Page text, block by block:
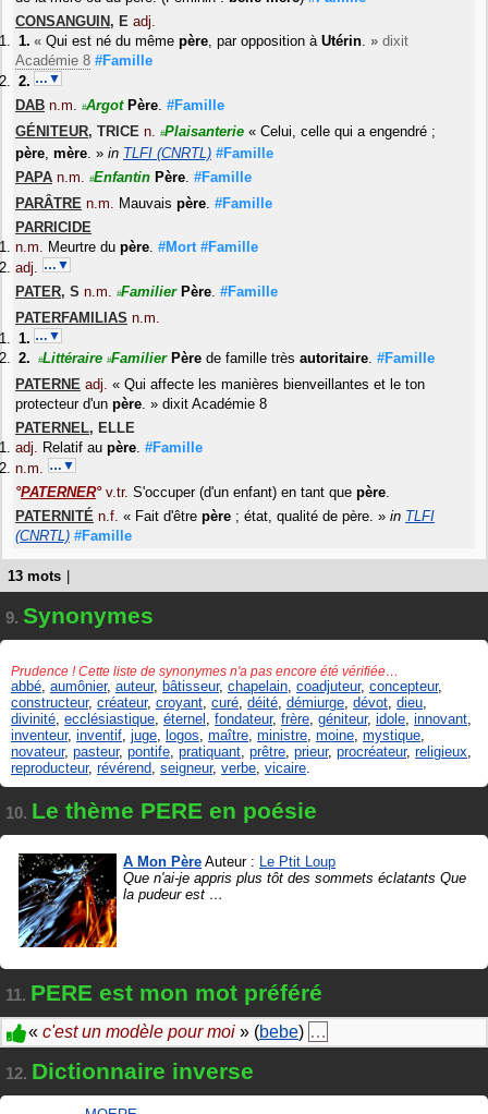
CONSANGUIN , E adj.
« Qui est né du même père, par opposition à Utérin. » dixit
Académie 8 #Famille
…▼
DAB n.m. #Argot Père. #Famille
GÉNITEUR, TRICE n. #Plaisanterie « Celui, celle qui a engendré ;
père, mère. » in TLFI (CNRTL) #Famille
PAPA n.m. #Enfantin Père. #Famille
PARÂTRE n.m. Mauvais père. #Famille
PARRICIDE
n.m. Meurtre du père. #Mort #Famille
adj. …▼
PATER, S n.m. #Familier Père. #Famille
PATERFAMILIAS n.m.
…▼
#Littéraire #Familier Père de famille très autoritaire. #Famille
PATERNE adj. « Qui affecte les manières bienveillantes et le ton
protecteur d'un père. » dixit Académie 8
PATERNEL, ELLE
adj. Relatif au père. #Famille
n.m. …▼
°PATERNER° v.tr. S'occuper (d'un enfant) en tant que père.
PATERNITÉ n.f. « Fait d'être père ; état, qualité de père. » in TLFI
(CNRTL) #Famille
13 mots
9. Synonymes
Prudence ! Cette liste de synonymes n'a pas encore été vérifiée…
abbé aumônier, auteur, bâtisseur, chapelain coadjuteur, concepteur,
constructeur, créateur, croyant curé déité démiurge dévot dieu
divinité ecclésiastique éternel fondateur, frère géniteur, idole innovant
inventeur, inventif juge logos maître ministre moine mystique
novateur, pasteur, pontife pratiquant prêtre prieur, procréateur, religieux
reproducteur, révérend seigneur, verbe vicaire
10. Le thème PERE en poésie
A Mon Père Auteur : Le Ptit Loup
Que n'ai-je appris plus tôt des sommets éclatants Que
la pudeur est …
11. PERE est mon mot préféré
« c'est un modèle pour moi » (bebe) …
12. Dictionnaire inverse